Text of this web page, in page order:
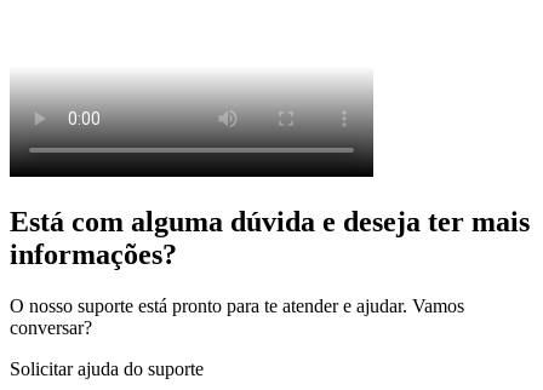
Está com alguma dúvida e deseja ter mais
informações?
O nosso suporte está pronto para te atender e ajudar. Vamos
conversar?
Solicitar ajuda do suporte